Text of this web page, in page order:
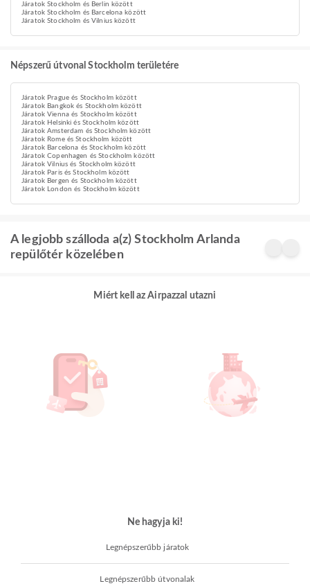
Járatok Stockholm és Berlin között
Járatok Stockholm és Barcelona között
Járatok Stockholm és Vilnius között
Népszerű útvonal Stockholm területére
Járatok Prague és Stockholm között
Járatok Bangkok és Stockholm között
Járatok Vienna és Stockholm között
Járatok Helsinki és Stockholm között
Járatok Amsterdam és Stockholm között
Járatok Rome és Stockholm között
Járatok Barcelona és Stockholm között
Járatok Copenhagen és Stockholm között
Járatok Vilnius és Stockholm között
Járatok Paris és Stockholm között
Járatok Bergen és Stockholm között
Járatok London és Stockholm között
A legjobb szálloda a(z) Stockholm Arlanda
repülőtér közelében
Miért kell az Airpazzal utazni
Ne hagyja ki!
Legnépszerűbb járatok
Legnépszerűbb útvonalak